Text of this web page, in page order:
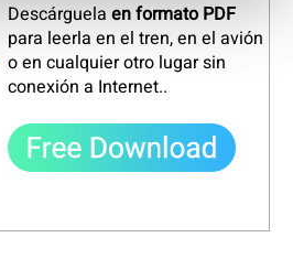
Descárguela en formato PDF
para leerla en el tren, en el avión
o en cualquier otro lugar sin
conexión a Internet..